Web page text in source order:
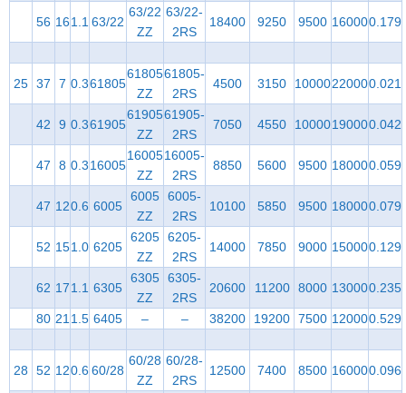
56 161.163/22
63/22
ZZ
63/22-
2RS
18400 9250 9500 160000.179
25 37 7 0.361805
61805
ZZ
61805-
2RS
4500 3150 10000220000.021
42 9 0.361905
61905
ZZ
61905-
2RS
7050 4550 10000190000.042
47 8 0.316005
16005
ZZ
16005-
2RS
8850 5600 9500 180000.059
47 120.6 6005
6005
ZZ
6005-
2RS
10100 5850 9500 180000.079
52 151.0 6205
6205
ZZ
6205-
2RS
14000 7850 9000 150000.129
62 171.1 6305
6305
ZZ
6305-
2RS
20600 11200 8000 130000.235
80 211.5 6405 – – 38200 19200 7500 120000.529
28 52 120.660/28
60/28
ZZ
60/28-
2RS
12500 7400 8500 160000.096